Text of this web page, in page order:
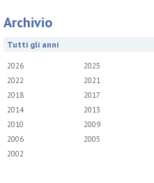
Archivio
Tutti gli anni
2026 2025
2022
2021
2018
2017
2014
2013
2010
2009
2006
2005
2002